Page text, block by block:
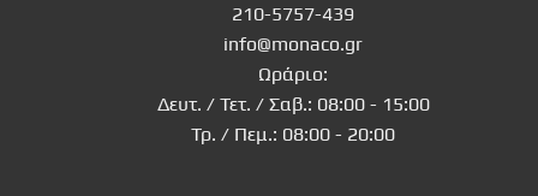
210-5757-439
info@monaco.gr
Ωράριο:
Δευτ. / Τετ. / Σαβ.: 08:00 - 15:00
Τρ. / Πεμ.: 08:00 - 20:00